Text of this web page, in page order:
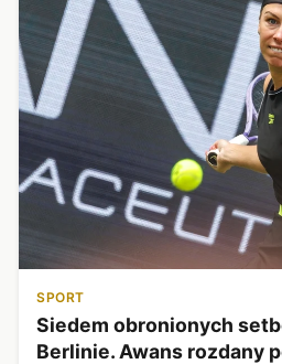
SPORT
Siedem obronionych
Berlinie. Awans rozdany